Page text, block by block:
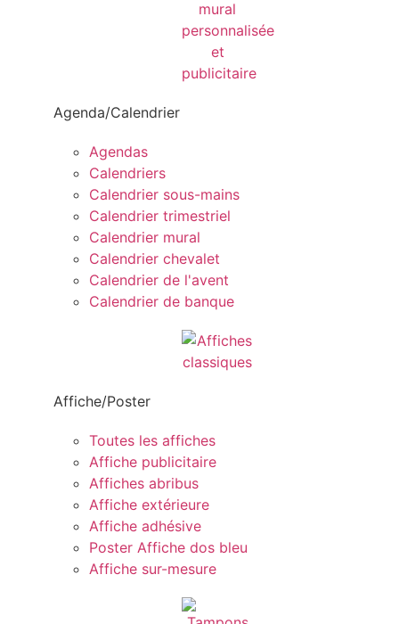
Agenda/Calendrier
Agendas
Calendriers
Calendrier sous-mains
Calendrier trimestriel
Calendrier mural
Calendrier chevalet
Calendrier de l'avent
Calendrier de banque
Affiche/Poster
Toutes les affiches
Affiche publicitaire
Affiches abribus
Affiche extérieure
Affiche adhésive
Poster Affiche dos bleu
Affiche sur-mesure